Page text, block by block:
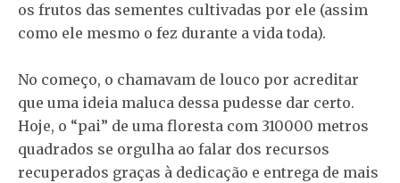
os frutos das sementes cultivadas por ele (assim
como ele mesmo o fez durante a vida toda).
No começo, o chamavam de louco por acreditar
que uma ideia maluca dessa pudesse dar certo.
Hoje, o “pai” de uma floresta com 310000 metros
quadrados se orgulha ao falar dos recursos
recuperados graças à dedicação e entrega de mais